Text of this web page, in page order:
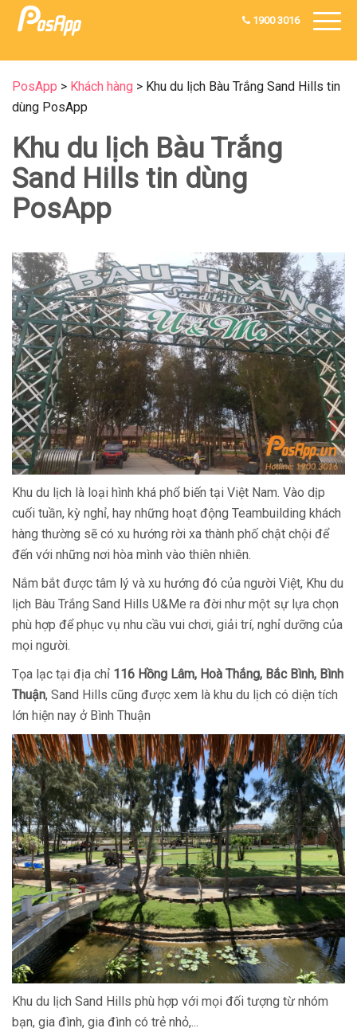
1900 3016
PosApp > Khách hàng > Khu du lịch Bàu Trắng Sand Hills tin
dùng PosApp
Khu du lịch Bàu Trắng
Sand Hills tin dùng
PosApp
Khu du lịch là loại hình khá phổ biến tại Việt Nam. Vào dịp
cuối tuần, kỳ nghỉ, hay những hoạt động Teambuilding khách
hàng thường sẽ có xu hướng rời xa thành phố chật chội để
đến với những nơi hòa mình vào thiên nhiên.
Nắm bắt được tâm lý và xu hướng đó của người Việt, Khu du
lịch Bàu Trắng Sand Hills U&Me ra đời như một sự lựa chọn
phù hợp để phục vụ nhu cầu vui chơi, giải trí, nghỉ dưỡng của
mọi người.
Tọa lạc tại địa chỉ 116 Hồng Lâm, Hoà Thắng, Bắc Bình, Bình
Thuận, Sand Hills cũng được xem là khu du lịch có diện tích
lớn hiện nay ở Bình Thuận
Khu du lịch Sand Hills phù hợp với mọi đối tượng từ nhóm
bạn, gia đình, gia đình có trẻ nhỏ,...